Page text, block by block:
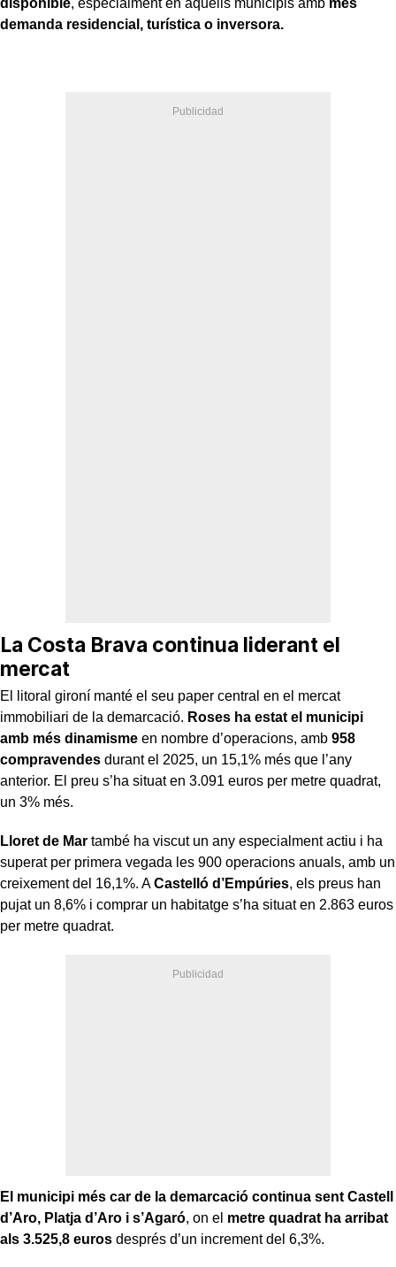
demanda residencial, turística o inversora.
La Costa Brava continua liderant el
mercat
El litoral gironí manté el seu paper central en el mercat
immobiliari de la demarcació. Roses ha estat el municipi
amb més dinamisme en nombre d’operacions, amb 958
compravendes durant el 2025, un 15,1% més que l’any
anterior. El preu s’ha situat en 3.091 euros per metre quadrat,
un 3% més.
Lloret de Mar també ha viscut un any especialment actiu i ha
superat per primera vegada les 900 operacions anuals, amb un
creixement del 16,1%. ACastelló d’Empúries, els preus han
pujat un 8,6% i comprar un habitatge s’ha situat en 2.863 euros
per metre quadrat.
El municipi més car de la demarcació continua sent Castell
d’Aro, Platja d’Aro i s’Agaró, on el metre quadrat ha arribat
als 3.525,8 euros després d’un increment del 6,3%.